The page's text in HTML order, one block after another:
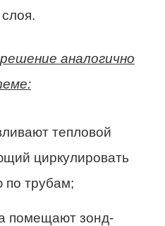
аналогично
тепловой
циркулировать
по трубам;
помещают зонд-